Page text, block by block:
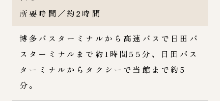
所要時間／約2時間
博多バスターミナルから高速バスで日田バ
スターミナルまで約1時間55分、日田バス
ターミナルからタクシーで当館まで約5
分。